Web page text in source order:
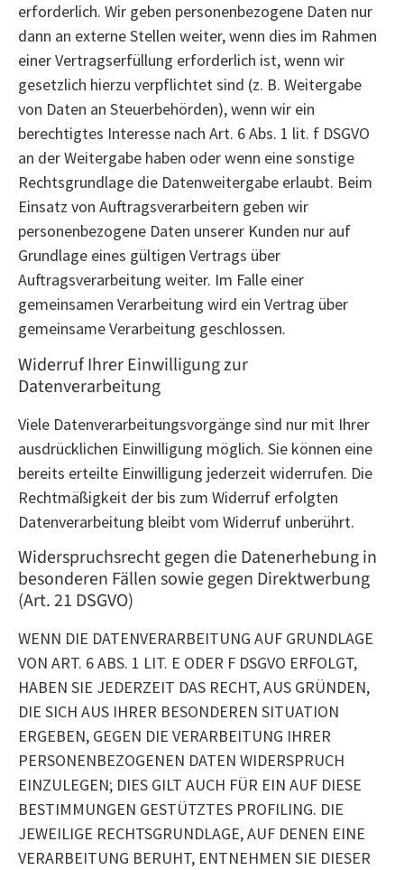
erforderlich. Wir geben personenbezogene Daten nur
dann an externe Stellen weiter, wenn dies im Rahmen
einer Vertragserfüllung erforderlich ist, wenn wir
gesetzlich hierzu verpflichtet sind (z. B. Weitergabe
von Daten an Steuerbehörden), wenn wir ein
berechtigtes Interesse nach Art. 6 Abs. 1 lit. f DSGVO
an der Weitergabe haben oder wenn eine sonstige
Rechtsgrundlage die Datenweitergabe erlaubt. Beim
Einsatz von Auftragsverarbeitern geben wir
personenbezogene Daten unserer Kunden nur auf
Grundlage eines gültigen Vertrags über
Auftragsverarbeitung weiter. Im Falle einer
gemeinsamen Verarbeitung wird ein Vertrag über
gemeinsame Verarbeitung geschlossen.
Widerruf Ihrer Einwilligung zur
Datenverarbeitung
Viele Datenverarbeitungsvorgänge sind nur mit Ihrer
ausdrücklichen Einwilligung möglich. Sie können eine
bereits erteilte Einwilligung jederzeit widerrufen. Die
Rechtmäßigkeit der bis zum Widerruf erfolgten
Datenverarbeitung bleibt vom Widerruf unberührt.
Widerspruchsrecht gegen die Datenerhebung in
besonderen Fällen sowie gegen Direktwerbung
(Art. 21 DSGVO)
WENN DIE DATENVERARBEITUNG AUF GRUNDLAGE
VON ART. 6 ABS. 1 LIT. E ODER F DSGVO ERFOLGT,
HABEN SIE JEDERZEIT DAS RECHT, AUS GRÜNDEN,
DIE SICH AUS IHRER BESONDEREN SITUATION
ERGEBEN, GEGEN DIE VERARBEITUNG IHRER
PERSONENBEZOGENEN DATEN WIDERSPRUCH
EINZULEGEN; DIES GILT AUCH FÜR EIN AUF DIESE
BESTIMMUNGEN GESTÜTZTES PROFILING. DIE
JEWEILIGE RECHTSGRUNDLAGE, AUF DENEN EINE
VERARBEITUNG BERUHT, ENTNEHMEN SIE DIESER